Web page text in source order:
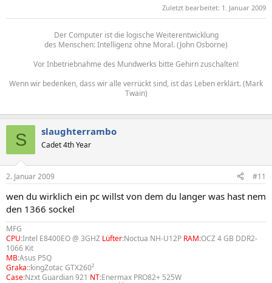
Zuletzt bearbeitet: 1. Januar 2009
Der Computer ist die logische Weiterentwicklung
des Menschen: Intelligenz ohne Moral. (John Osborne)
Vor Inbetriebnahme des Mundwerks bitte Gehirn zuschalten!
Wenn wir bedenken, dass wir alle verrückt sind, ist das Leben erklärt. (Mark
Twain)
S slaughterrambo
Cadet 4th Year
2. Januar 2009 #11
wen du wirklich ein pc willst von dem du langer was hast nem
den 1366 sockel
MFG
CPU:Intel E8400EO @ 3GHZ Lüfter:Noctua NH-U12P RAM:OCZ 4 GB DDR2-
1066 Kit
MB:Asus P5Q
Graka::kingZotac GTX260²
Case:Nzxt Guardian 921 NT:Enermax PRO82+ 525W